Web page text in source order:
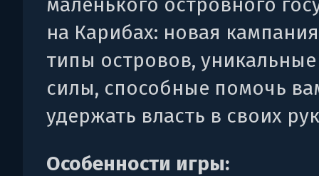
на Карибах: новая
типы островов,
силы, способные помочь
удержать власть в своих
Особенности игры: